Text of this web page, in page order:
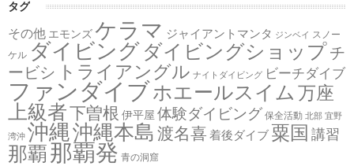
タグ
その他 エモンズ ケラマ ジャイアントマンタ ジンベイ スノー
ケル ダイビング ダイビングショップチ
ービシ トライアングル ナイトダイビング ビーチダイブ
ファンダイブホエールスイム 万座
上級者下曽根 伊平屋 体験ダイビング 保全活動 北部 宜野
湾沖 沖縄沖縄本島 渡名喜 着後ダイブ 粟国 講習
那覇 那覇発 青の洞窟